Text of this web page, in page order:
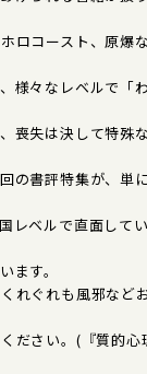
ロコースト、原爆
様々なレベルで「
喪失は決して特殊
の書評特集が、単
レベルで直面して
ます。
れぐれも風邪など
ださい。(『質的心